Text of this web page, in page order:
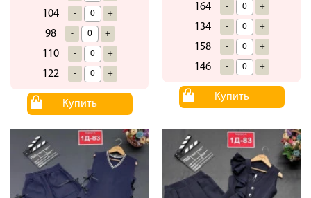
104 - +
98 - +
110 - +
122 - +
Купить
164 - +
134 - +
158 - +
146 - +
Купить